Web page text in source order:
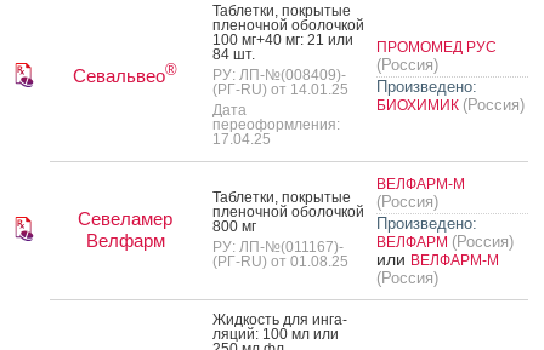
Севальвео®
Таб­летки, пок­ры­тые
пле­ноч­ной обо­лоч­кой
100 мг+40 мг: 21 или
84 шт.
РУ: ЛП-№(008409)-
(РГ-RU) от 14.01.25
Дата
переоформления:
17.04.25
ПРОМОМЕД РУС
(Россия)
Произведено:
БИОХИМИК (Россия)
Севеламер
Велфарм
Таб­летки, пок­ры­тые
пле­ноч­ной обо­лоч­кой
800 мг
РУ: ЛП-№(011167)-
(РГ-RU) от 01.08.25
ВЕЛФАРМ-М
(Россия)
Произведено:
ВЕЛФАРМ (Россия)
или ВЕЛФАРМ-М
(Россия)
Жид­кость для ин­га­
ляций: 100 мл или